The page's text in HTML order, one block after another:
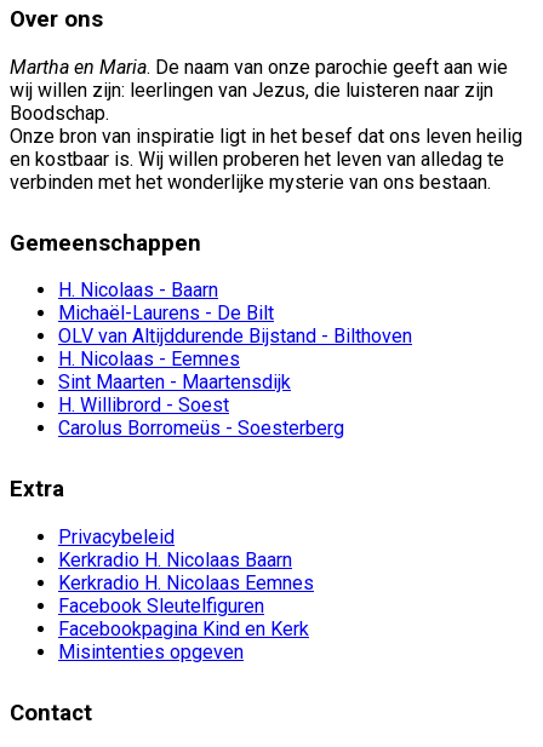
Over ons
Martha en Maria. De naam van onze parochie geeft aan wie
wij willen zijn: leerlingen van Jezus, die luisteren naar zijn
Boodschap.
Onze bron van inspiratie ligt in het besef dat ons leven heilig
en kostbaar is. Wij willen proberen het leven van alledag te
verbinden met het wonderlijke mysterie van ons bestaan.
Gemeenschappen
H. Nicolaas - Baarn
Michaël-Laurens - De Bilt
OLV van Altijddurende Bijstand - Bilthoven
H. Nicolaas - Eemnes
Sint Maarten - Maartensdijk
H. Willibrord - Soest
Carolus Borromeüs - Soesterberg
Extra
Privacybeleid
Kerkradio H. Nicolaas Baarn
Kerkradio H. Nicolaas Eemnes
Facebook Sleutelfiguren
Facebookpagina Kind en Kerk
Misintenties opgeven
Contact